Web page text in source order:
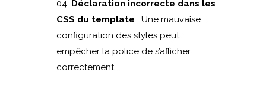
Déclaration incorrecte dans les
CSS du template : Une mauvaise
configuration des styles peut
empêcher la police de s’afficher
correctement.